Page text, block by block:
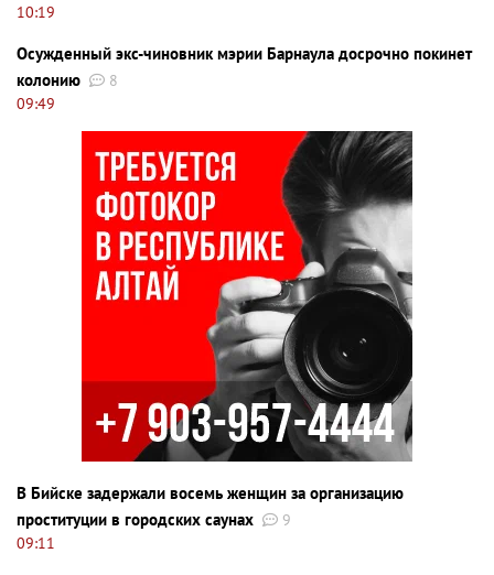
10:19
Осужденный экс-чиновник мэрии Барнаула досрочно покинет
колонию
8
09:49
В Бийске задержали восемь женщин за организацию
проституции в городских саунах
9
09:11